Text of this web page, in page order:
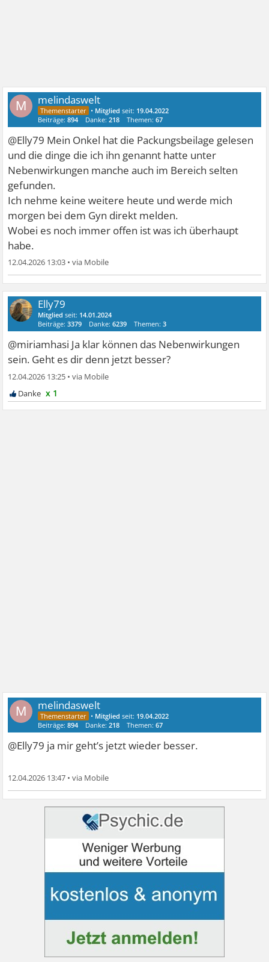
M melindaswelt
• Mitglied seit: 19.04.2022
Beiträge:894 Danke:218 Themen:67
@Elly79 Mein Onkel hat die Packungsbeilage gelesen
und die dinge die ich ihn genannt hatte unter
Nebenwirkungen manche auch im Bereich selten
gefunden.
Ich nehme keine weitere heute und werde mich
morgen bei dem Gyn direkt melden.
Wobei es noch immer offen ist was ich überhaupt
habe.
12.04.2026 13:03 •
Elly79
Mitglied seit: 14.01.2024
Beiträge:3379 Danke:6239 Themen:3
@miriamhasi Ja klar können das Nebenwirkungen
sein. Geht es dir denn jetzt besser?
12.04.2026 13:25 •
x 1
M melindaswelt
• Mitglied seit: 19.04.2022
Beiträge:894 Danke:218 Themen:67
@Elly79 ja mir geht’s jetzt wieder besser.
12.04.2026 13:47 •